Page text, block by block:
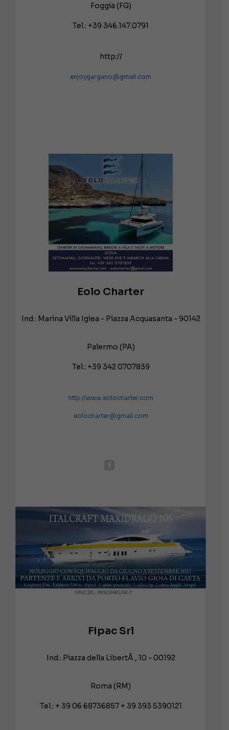
Foggia (FG)
Tel.: +39 346.147.0791
http://
enjoygargano@gmail.com
Eolo Charter
Ind.: Marina Villa Igiea - Piazza Acquasanta - 90142
Palermo (PA)
Tel.: +39 342 0707839
http://www.eolocharter.com
eolocharter@gmail.com
Fipac Srl
Ind.: Piazza della LibertÃ , 10 - 00192
Roma (RM)
Tel.: + 39 06 68736857 + 39 393 5390121